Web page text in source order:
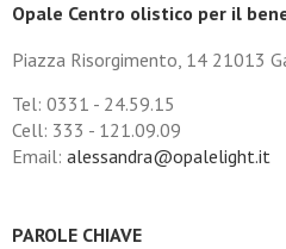
Opale Centro olistico per il
Piazza Risorgimento, 14 21013
Tel: 0331 - 24.59.15
Cell: 333 - 121.09.09
Email: alessandra@opalelight.it
PAROLE CHIAVE